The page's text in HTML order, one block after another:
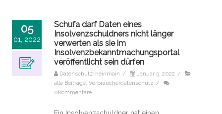
05
01, 2022
Schufa darf Daten eines
Insolvenzschuldners nicht länger
verwerten als sie im
Insolvenzbekanntmachungsportal
veröffentlicht sein dürfen
Datenschutzrheinmain / Januar 5, 2022 /
alle Beiträge Verbraucherdatenschutz /
0Kommentare